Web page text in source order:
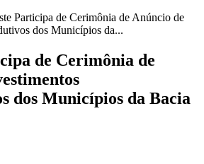
Participa de Cerimônia de Anúncio de
dos Municípios da...
de Cerimônia de
dos Municípios da Bacia